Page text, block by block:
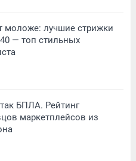
моложе: лучшие стрижки
— топ стильных
БПЛА. Рейтинг
маркетплейсов из